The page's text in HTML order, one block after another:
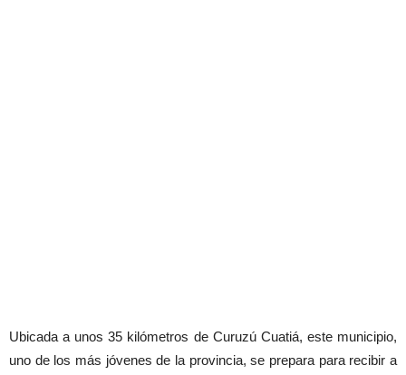
Ubicada a unos 35 kilómetros de Curuzú Cuatiá, este municipio,
uno de los más jóvenes de la provincia, se prepara para recibir a